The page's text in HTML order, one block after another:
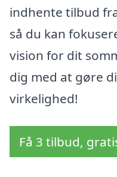
indhente tilbud
så du kan
vision for dit
dig med at gøre
virkelighed!
Få 3 tilbud,